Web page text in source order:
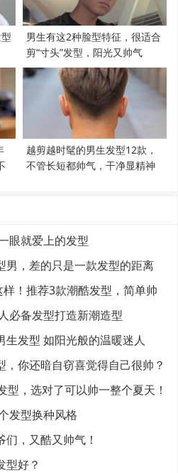
男生有这2种脸型特征，很适合
剪“寸头”发型，阳光又帅气
越剪越时髦的男生发型12款，
不管长短都帅气，干净显精神
眼就爱上的发型
男，差的只是一款发型的距离
样！推荐3款潮酷发型，简单帅
必备发型打造新潮造型
生发型 如阳光般的温暖迷人
你还暗自窃喜觉得自己很帅？
型，选对了可以帅一整个夏天！
发型换种风格
，又酷又帅气！
型好？